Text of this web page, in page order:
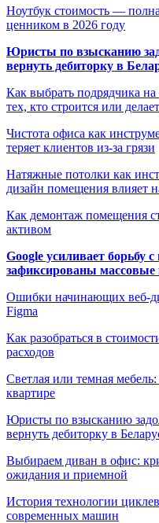
Ноутбук стоимость —
ценником в 2026 году
Юристы по взысканию
вернуть дебиторку в
Как выбрать подрядчика
тех, кто строится или
Чистота офиса как
теряет клиентов из-за грязи
Натяжные потолки как
дизайн помещения влияет
Как демонтаж помещения
активом
Google усиливает борьбу
зафиксированы массовые
Ошибки начинающих веб-
Figma
Как разобраться в
расходов
Светлая или темная
квартире
Юристы по взысканию
вернуть дебиторку в
Выбираем диван в офис:
ожидания и приемной
История технологии
современных машин